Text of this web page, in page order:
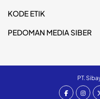
KODE ETIK
PEDOMAN MEDIA SIBER
PT.